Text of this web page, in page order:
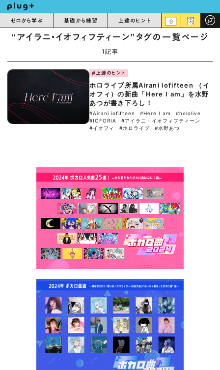
ゼロから学ぶ 基礎から練習 上達のヒント
“アイラニ・イオフィフティーン”タグの一覧ページ
1記事
#上達のヒント
ホロライブ所属Airani iofifteen （イ
オフィ）の新曲「Here I am」を水野
あつが書き下ろし！
#Airani iofifteen #Here I am
#hololive
#IOFORIA
#アイラニ・イオフィフティーン
#イオフィ
#ホロライブ #水野あつ